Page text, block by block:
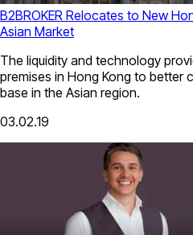
B2BROKER Relocates to New
Asian Market
The liquidity and technology
premises in Hong Kong to better
base in the Asian region.
03.02.19